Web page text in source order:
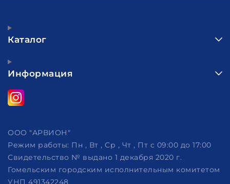
Каталог
Информация
ООО "АРВИОН"
Режим работы: Пн , Вт , Ср , Чт , Пт c 09:00 до 17:00
Свидетельство № выдано 1 декабря 2020 г.
Гомельским городским исполнительным комитетом
УНП 491342248